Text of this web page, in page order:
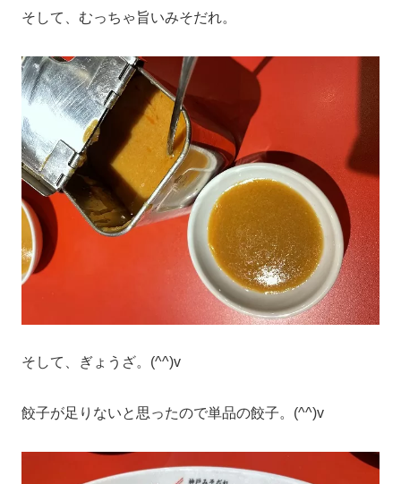
そして、むっちゃ旨いみそだれ。
そして、ぎょうざ。(^^)v
餃子が足りないと思ったので単品の餃子。(^^)v